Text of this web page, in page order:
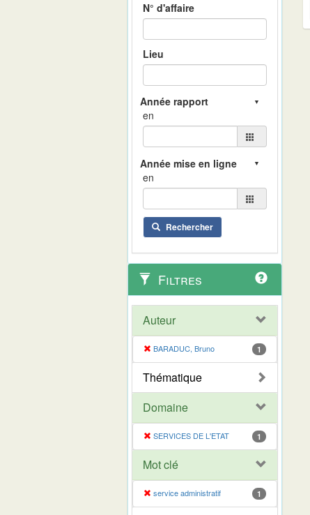
N° d'affaire
Lieu
en
en
Rechercher
Filtres
Auteur
BARADUC, Bruno 1
Thématique
Domaine
SERVICES DE L'ETAT 1
Mot clé
service administratif 1